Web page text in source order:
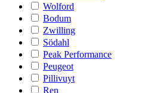
Wolford
Bodum
Zwilling
Södahl
Peak Performance
Peugeot
Pillivuyt
Ren